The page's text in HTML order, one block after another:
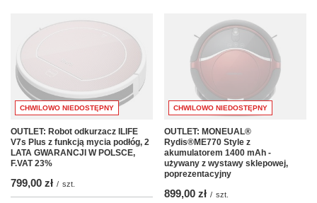
CHWILOWO NIEDOSTĘPNY
OUTLET: Robot odkurzacz ILIFE
V7s Plus z funkcją mycia podłóg, 2
LATA GWARANCJI W POLSCE,
F.VAT 23%
799,00 zł / szt.
CHWILOWO NIEDOSTĘPNY
OUTLET: MONEUAL®
Rydis®ME770 Style z
akumulatorem 1400 mAh -
używany z wystawy sklepowej,
poprezentacyjny
899,00 zł / szt.